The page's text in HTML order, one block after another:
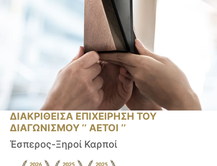
ΔΙΑΚΡΙΘΕΙΣΑ ΕΠΙΧΕΙΡΗΣΗ ΤΟΥ
ΔΙΑΓΩΝΙΣΜΟΥ ‘’ ΑΕΤΟΙ ‘’
Έσπερος-Ξηροί Καρποί